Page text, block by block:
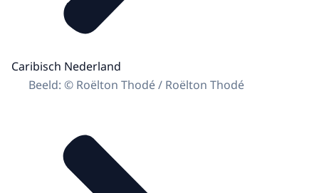
Caribisch Nederland
Beeld: © Roëlton Thodé / Roëlton Thodé